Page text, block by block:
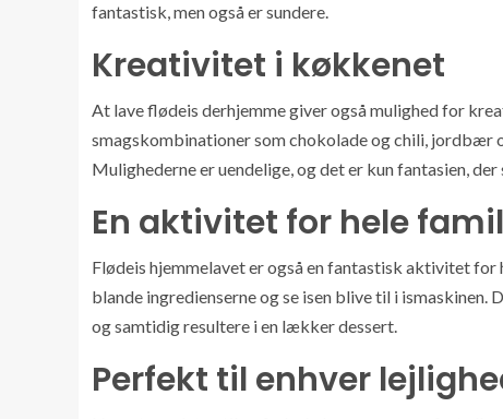
fantastisk, men også er sundere.
Kreativitet i køkkenet
At lave flødeis derhjemme giver også mulighed for
smagskombinationer som chokolade og chili, jordbær
Mulighederne er uendelige, og det er kun fantasien,
En aktivitet for hele
Flødeis hjemmelavet er også en fantastisk aktivitet
blande ingredienserne og se isen blive til i
og samtidig resultere i en lækker dessert.
Perfekt til enhver